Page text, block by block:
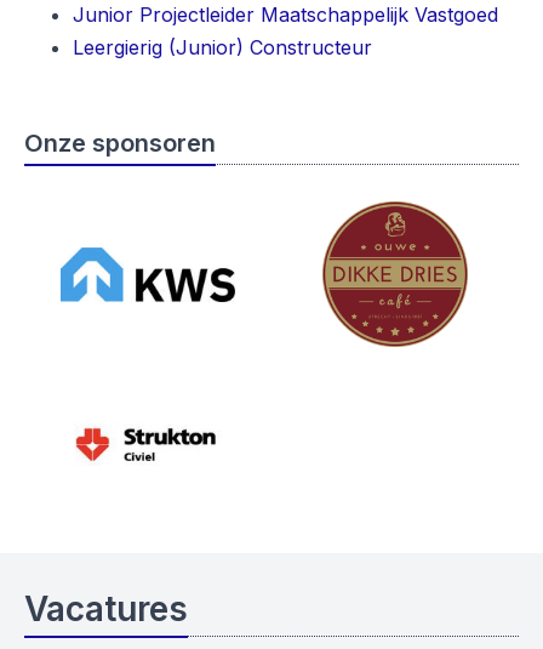
Junior Projectleider Maatschappelijk Vastgoed
Leergierig (Junior) Constructeur
Onze sponsoren
Vacatures